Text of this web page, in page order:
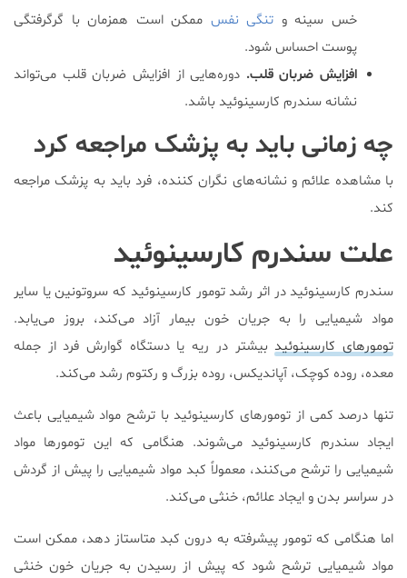
خس سینه و تنگی نفس ممکن است همزمان با گرگرفتگی
پوست احساس شود.
افزایش ضربان قلب. دوره‌هایی از افزایش ضربان قلب می‌تواند
نشانه سندرم کارسینوئید باشد.
چه زمانی باید به پزشک مراجعه کرد
با مشاهده علائم و نشانه‌های نگران کننده، فرد باید به پزشک مراجعه
کند.
علت سندرم کارسینوئید
سندرم کارسینوئید در اثر رشد تومور کارسینوئید که سروتونین یا سایر
مواد شیمیایی را به جریان خون بیمار آزاد می‌کند، بروز می‌یابد.
تومورهای کارسینوئیدبیشتر در ریه یا دستگاه گوارش فرد از جمله
معده، روده کوچک، آپاندیکس، روده بزرگ و رکتوم رشد می‌کند.
تنها درصد کمی از تومورهای کارسینوئید با ترشح مواد شیمیایی باعث
ایجاد سندرم کارسینوئید می‌شوند. هنگامی که این تومورها مواد
شیمیایی را ترشح می‌کنند، معمولاً کبد مواد شیمیایی را پیش از گردش
در سراسر بدن و ایجاد علائم، خنثی می‌کند.
اما هنگامی که تومور پیشرفته به درون کبد متاستاز دهد، ممکن است
مواد شیمیایی ترشح شود که پیش از رسیدن به جریان خون خنثی